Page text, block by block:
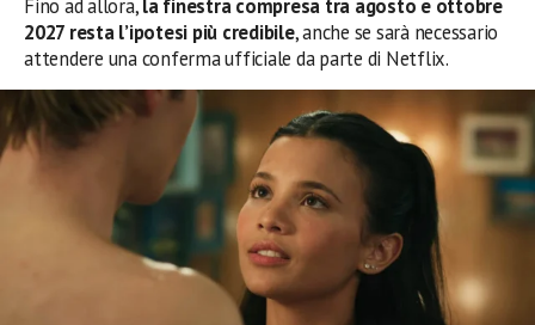
Fino ad allora,la finestra compresa tra agosto e ottobre
2027 resta l’ipotesi più credibile, anche se sarà necessario
attendere una conferma ufficiale da parte di Netflix.